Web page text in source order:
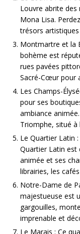
Louvre abrite des
Mona Lisa.
trésors
Montmartre et la
bohème est
rues pavées
Sacré-Cœur pour
Les Champs-
pour ses
ambiance
Triomphe, situé à
Le Quartier Latin
Quartier Latin est
animée et ses
librairies, les
Notre-Dame de
majestueuse est
gargouilles,
imprenable et
Le Marais : Ce